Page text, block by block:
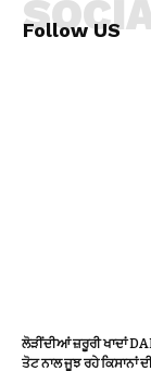
Follow US
ਲੋੜੀਂਦੀਆਂ ਜ਼ਰੂਰੀ ਖਾਦਾਂ
ਤੋਟ ਨਾਲ ਜੂਝ ਰਹੇ ਕਿਸਾਨਾਂ